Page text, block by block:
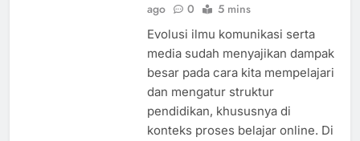
ago
0 5 mins
Evolusi ilmu komunikasi serta
media sudah menyajikan dampak
besar pada cara kita mempelajari
dan mengatur struktur
pendidikan, khususnya di
konteks proses belajar online. Di